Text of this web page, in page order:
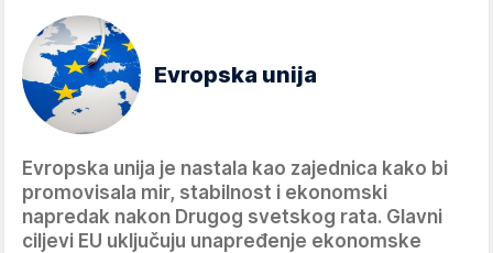
Evropska unija
Evropska unija je nastala kao zajednica kako bi
promovisala mir, stabilnost i ekonomski
napredak nakon Drugog svetskog rata. Glavni
ciljevi EU uključuju unapređenje ekonomske